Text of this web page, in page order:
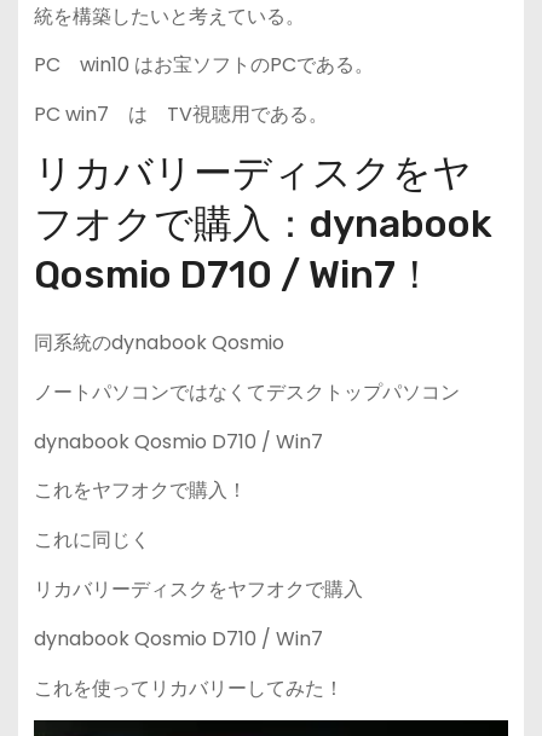
統を構築したいと考えている。
PC win10 はお宝ソフトのPCである。
PC win7 は TV視聴用である。
リカバリーディスクをヤ
フオクで購入：dynabook
Qosmio D710 / Win7！
同系統のdynabook Qosmio
ノートパソコンではなくてデスクトップパソコン
dynabook Qosmio D710 / Win7
これをヤフオクで購入！
これに同じく
リカバリーディスクをヤフオクで購入
dynabook Qosmio D710 / Win7
これを使ってリカバリーしてみた！